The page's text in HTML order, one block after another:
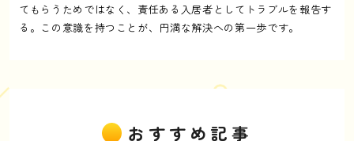
てもらうためではなく、責任ある入居者としてトラブルを報告す
る。この意識を持つことが、円満な解決への第一歩です。
おすすめ記事